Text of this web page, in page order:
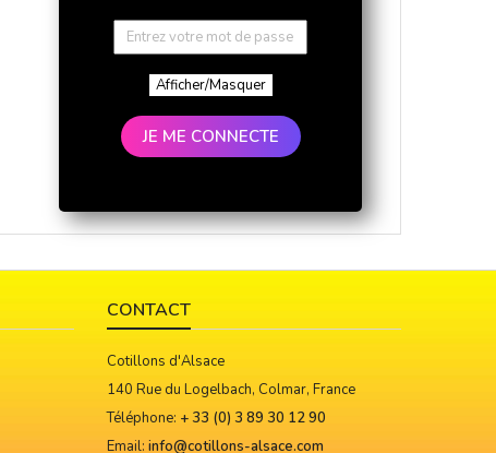
Afficher/Masquer
JE ME CONNECTE
CONTACT
Cotillons d'Alsace
140 Rue du Logelbach, Colmar, France
Téléphone: + 33 (0) 3 89 30 12 90
Email: info@cotillons-alsace.com